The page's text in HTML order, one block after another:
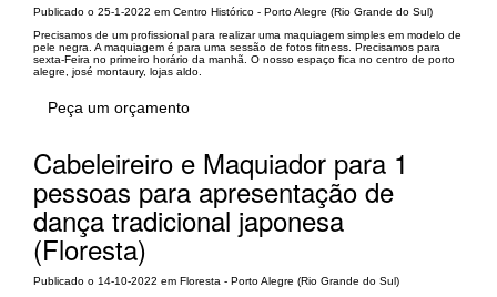
Publicado o 25-1-2022 em Centro Histórico - Porto Alegre (Rio Grande do Sul)
Precisamos de um profissional para realizar uma maquiagem simples em modelo de
pele negra. A maquiagem é para uma sessão de fotos fitness. Precisamos para
sexta-Feira no primeiro horário da manhã. O nosso espaço fica no centro de porto
alegre, josé montaury, lojas aldo.
Peça um orçamento
Cabeleireiro e Maquiador para 1
pessoas para apresentação de
dança tradicional japonesa
(Floresta)
Publicado o 14-10-2022 em Floresta - Porto Alegre (Rio Grande do Sul)